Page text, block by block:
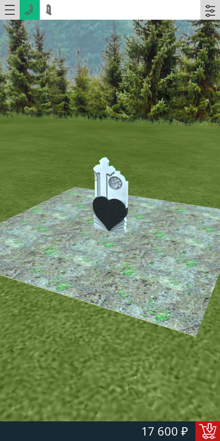
17 600 ₽